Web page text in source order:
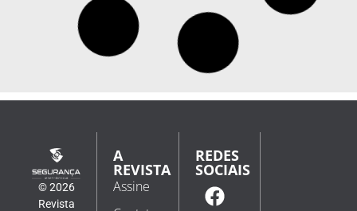
tecnologias antidrone
No site divulgado pelo Departamento de Guerra dos
EUA, empresas e países poderão vender e comprar
sistemas antidrone O governo de Donald Trump lançou